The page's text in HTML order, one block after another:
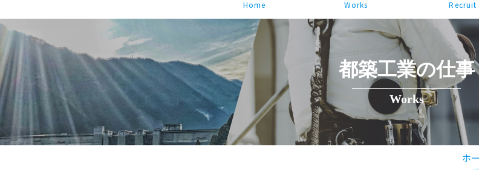
Home Works Recruit
都築工業の仕事
Works
ホ